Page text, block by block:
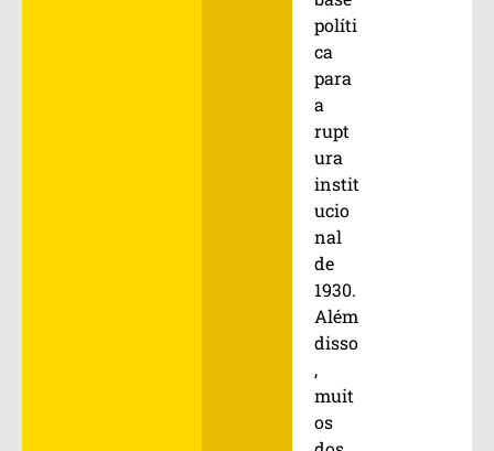
políti
ca
para
a
rupt
ura
instit
ucio
nal
de
1930.
Além
disso
,
muit
os